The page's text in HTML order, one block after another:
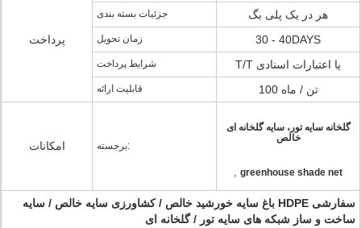
پرداخت
جزئیات بسته بندی هر در یک پلی بگ
زمان تحویل 30 - 40DAYS
شرایط پرداخت T/T یا اعتبارات اسنادی
قابلیت ارائه 100 تن / ماه
امکانات برجسته:
گلخانه سایه تور، سایه گلخانه ای
خالص
greenhouse shade net
سفارشی HDPE باغ سایه خورشید خالص / کشاورزی سایه خالص / سایه
ساخت و ساز شبکه های سایه تور / گلخانه ای